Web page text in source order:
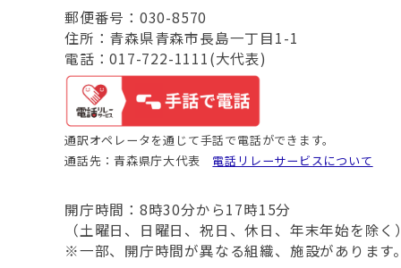
郵便番号：030-8570
住所：青森県青森市長島一丁目1-1
電話：017-722-1111(大代表)
通訳オペレータを通じて手話で電話ができます。
通話先：青森県庁大代表 電話リレーサービスについて
開庁時間：8時30分から17時15分
（土曜日、日曜日、祝日、休日、年末年始を除く
※一部、開庁時間が異なる組織、施設があります